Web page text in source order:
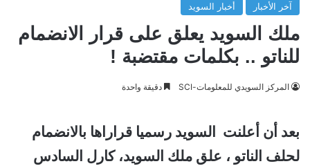
آخر الأخبار أخبار السويد
ملك السويد يعلق على قرار الانضمام
للناتو .. بكلمات مقتضبة !
المركز السويدي للمعلومات-SCI دقيقة واحدة
بعد أن أعلنت السويد رسميا قراراها بالانضمام
لحلف الناتو ، علق ملك السويد، كارل السادس